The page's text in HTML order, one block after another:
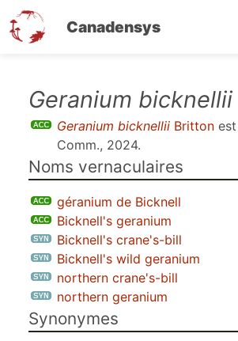
Canadensys
contenu
Geranium bicknellii
Geranium bicknellii Britton
Comm., 2024.
Noms vernaculaires
géranium de Bicknell
Bicknell's geranium
Bicknell's crane's-bill
Bicknell's wild geranium
northern crane's-bill
northern geranium
Synonymes